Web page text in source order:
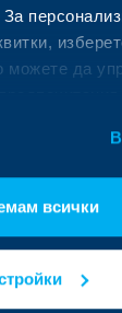
За
можете да
всички
е най-